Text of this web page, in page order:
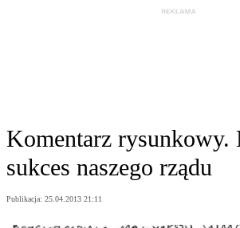
Komentarz rysunkowy.
sukces naszego rządu
Publikacja: 25.04.2013 21:11